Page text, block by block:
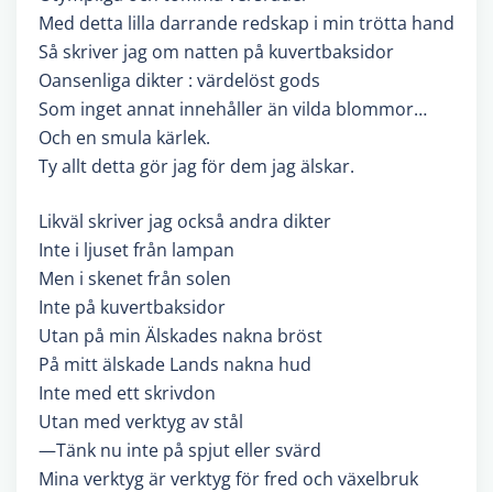
Med detta lilla darrande redskap i min trötta hand
Så skriver jag om natten på kuvertbaksidor
Oansenliga dikter : värdelöst gods
Som inget annat innehåller än vilda blommor…
Och en smula kärlek.
Ty allt detta gör jag för dem jag älskar.
Likväl skriver jag också andra dikter
Inte i ljuset från lampan
Men i skenet från solen
Inte på kuvertbaksidor
Utan på min Älskades nakna bröst
På mitt älskade Lands nakna hud
Inte med ett skrivdon
Utan med verktyg av stål
—Tänk nu inte på spjut eller svärd
Mina verktyg är verktyg för fred och växelbruk